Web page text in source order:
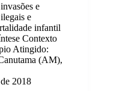
e
e
infantil
Contexto
Atingido:
(AM),
2018